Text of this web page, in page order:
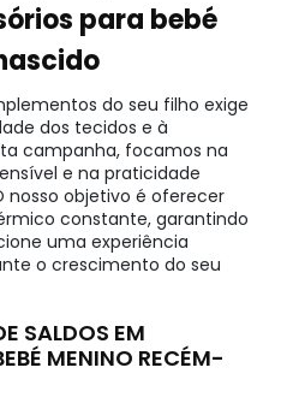
para bebé
do seu filho exige
dos tecidos e à
campanha, focamos na
e na praticidade
nosso objetivo é oferecer
constante, garantindo
uma experiência
o crescimento do seu
SALDOS EM
MENINO RECÉM-